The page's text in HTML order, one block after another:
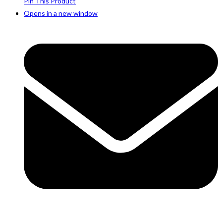
Opens in a new window